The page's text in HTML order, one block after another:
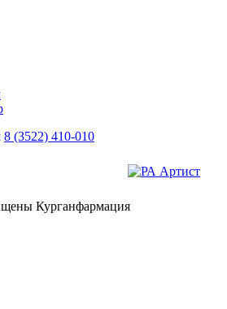
8 (3522) 410-010
Курганфармация